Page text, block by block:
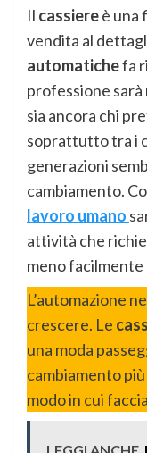
Il cassiereè una
vendita al
automatichefa
professione
sia ancora chi
soprattutto tra i
generazioni
cambiamento.
lavoro umano
attività che
meno
L’automazione
crescere. Le
una moda
cambiamento
modo in cui